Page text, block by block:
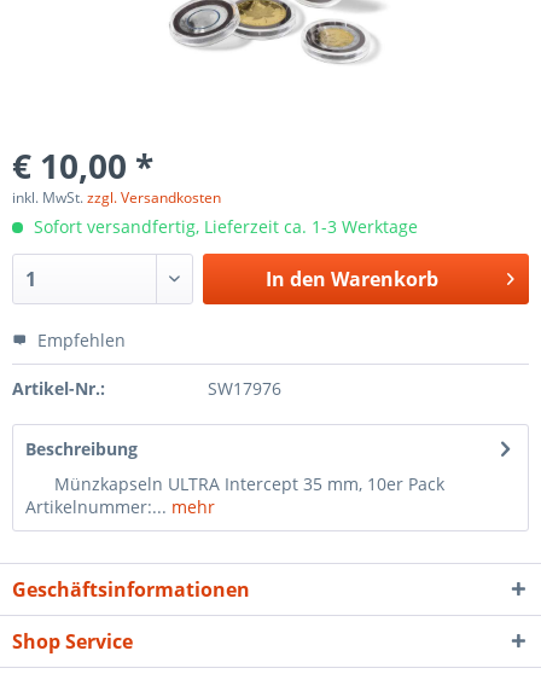
€ 10,00 *
inkl. MwSt.zzgl. Versandkosten
Sofort versandfertig, Lieferzeit ca. 1-3 Werktage
In den Warenkorb
Empfehlen
Artikel-Nr.: SW17976
Beschreibung
Münzkapseln ULTRA Intercept 35 mm, 10er Pack
Artikelnummer:... mehr
Geschäftsinformationen
Shop Service